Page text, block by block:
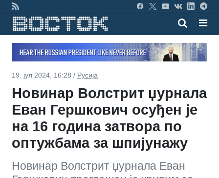
19. јул 2024, 16:28 / Русија
Новинар Волстрит џурнала
Еван Гершкович осуђен је
на 16 година затвора по
оптужбама за шпијунажу
Новинар Волстрит џурнала Еван